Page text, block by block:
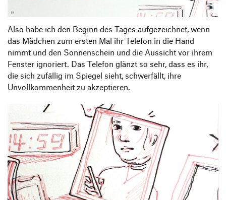
Also habe ich den Beginn des Tages aufgezeichnet, wenn
das Mädchen zum ersten Mal ihr Telefon in die Hand
nimmt und den Sonnenschein und die Aussicht vor ihrem
Fenster ignoriert. Das Telefon glänzt so sehr, dass es ihr,
die sich zufällig im Spiegel sieht, schwerfällt, ihre
Unvollkommenheit zu akzeptieren.